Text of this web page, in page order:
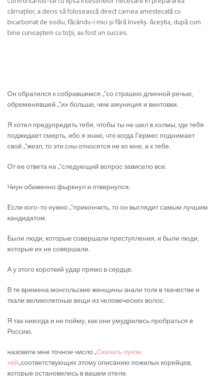
cârnaților, a decis să folosească direct carnea amestecată cu
bicarbonat de sodiu, făcându-i mici şi fără înveliș. Aceştia, după cum
bine cunoaștem cu toții, au fost un succes.
Он обратился к собравшимся „”со страшно длинной речью,
обременявшей „”их больше, чем амуниция и винтовки.
Я хотел предупредить тебя, чтобы ты не шел в холмы, где тебя
поджидает смерть, ибо я знаю, что когда Гермес поднимает
свой „”жезл, то эти сны относятся не ко мне, а к тебе.
От ее ответа на „”следующий вопрос зависело все.
Чиун обиженно фыркнул и отвернулся.
Если кого-то нужно „”прикончить, то он выглядит самым лучшим
кандидатом.
Были люди, которые совершали преступления, и были люди,
которые их не совершали.
А у этого короткий удар прямо в сердце.
В те времена монгольские женщины знали толк в ткачестве и
ткали великолепные вещи из человеческих волос.
Я так никогда и не пойму, как они умудрились пробраться в
Россию.
назовите мне точное число „Скачать луизе
хей„соответствующих этому описанию пожилых корейцев,
которые остановились в вашем отеле.